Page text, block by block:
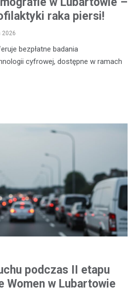
raka piersi!
2026
bezpłatne badania
cyfrowej, dostępne w ramach
podczas II etapu
Women w Lubartowie